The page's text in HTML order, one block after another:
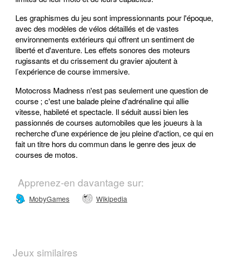
Les graphismes du jeu sont impressionnants pour l'époque,
avec des modèles de vélos détaillés et de vastes
environnements extérieurs qui offrent un sentiment de
liberté et d'aventure. Les effets sonores des moteurs
rugissants et du crissement du gravier ajoutent à
l’expérience de course immersive.
Motocross Madness n'est pas seulement une question de
course ; c'est une balade pleine d'adrénaline qui allie
vitesse, habileté et spectacle. Il séduit aussi bien les
passionnés de courses automobiles que les joueurs à la
recherche d'une expérience de jeu pleine d'action, ce qui en
fait un titre hors du commun dans le genre des jeux de
courses de motos.
Apprenez-en davantage sur:
MobyGames Wikipedia
Jeux similaires